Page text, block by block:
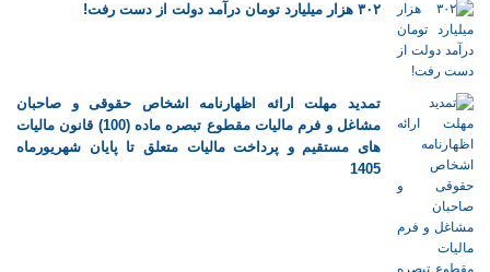
۳۰۲ هزار میلیارد تومان درآمد دولت از دست رفت!
تمدید مهلت ارائه اظهارنامه اشخاص حقوقی و صاحبان
مشاغل و فرم مالیات مقطوع تبصره ماده (100) قانون مالیات
های مستقیم و پرداخت مالیات متعلق تا پایان شهریورماه
1405